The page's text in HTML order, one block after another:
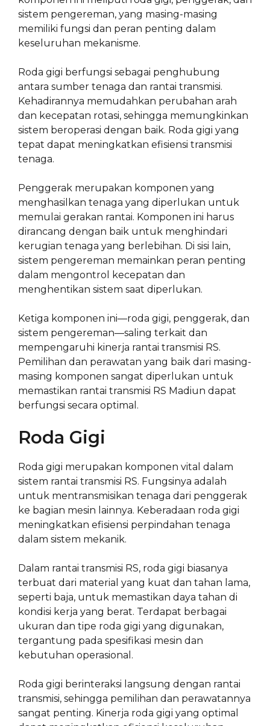
sistem pengereman, yang masing-masing
memiliki fungsi dan peran penting dalam
keseluruhan mekanisme.
Roda gigi berfungsi sebagai penghubung
antara sumber tenaga dan rantai transmisi.
Kehadirannya memudahkan perubahan arah
dan kecepatan rotasi, sehingga memungkinkan
sistem beroperasi dengan baik. Roda gigi yang
tepat dapat meningkatkan efisiensi transmisi
tenaga.
Penggerak merupakan komponen yang
menghasilkan tenaga yang diperlukan untuk
memulai gerakan rantai. Komponen ini harus
dirancang dengan baik untuk menghindari
kerugian tenaga yang berlebihan. Di sisi lain,
sistem pengereman memainkan peran penting
dalam mengontrol kecepatan dan
menghentikan sistem saat diperlukan.
Ketiga komponen ini—roda gigi, penggerak, dan
sistem pengereman—saling terkait dan
mempengaruhi kinerja rantai transmisi RS.
Pemilihan dan perawatan yang baik dari masing-
masing komponen sangat diperlukan untuk
memastikan rantai transmisi RS Madiun dapat
berfungsi secara optimal.
Roda Gigi
Roda gigi merupakan komponen vital dalam
sistem rantai transmisi RS. Fungsinya adalah
untuk mentransmisikan tenaga dari penggerak
ke bagian mesin lainnya. Keberadaan roda gigi
meningkatkan efisiensi perpindahan tenaga
dalam sistem mekanik.
Dalam rantai transmisi RS, roda gigi biasanya
terbuat dari material yang kuat dan tahan lama,
seperti baja, untuk memastikan daya tahan di
kondisi kerja yang berat. Terdapat berbagai
ukuran dan tipe roda gigi yang digunakan,
tergantung pada spesifikasi mesin dan
kebutuhan operasional.
Roda gigi berinteraksi langsung dengan rantai
transmisi, sehingga pemilihan dan perawatannya
sangat penting. Kinerja roda gigi yang optimal